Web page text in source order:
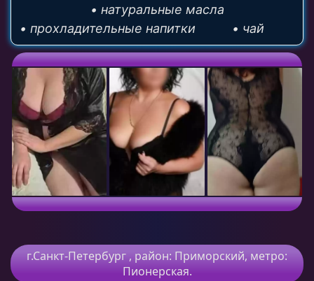
• натуральные масла
• прохладительные напитки
• чай
г.Санкт-Петербург , район: Приморский, метро:
Пионерская.